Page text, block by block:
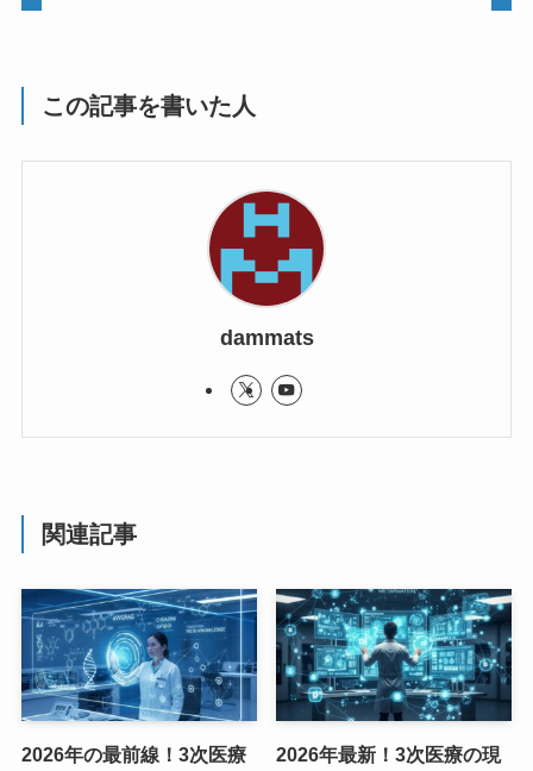
この記事を書いた人
dammats
関連記事
2026年の最前線！3次医療
2026年最新！3次医療の現